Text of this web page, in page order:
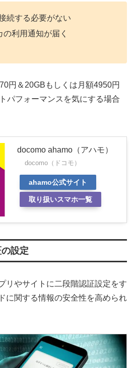
続する必要がない
利用通知が届く
円＆20GBもしくは月額4950円
パフォーマンスを気にする場合
docomo ahamo（アハモ）
docomo（ドコモ）
ahamo公式サイト
取り扱いスマホ一覧
設定
リやサイトに二段階認証設定をす
に関する情報の安全性を高められ